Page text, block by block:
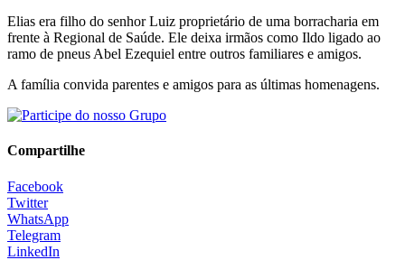
Elias era filho do senhor Luiz proprietário de uma borracharia em
frente à Regional de Saúde. Ele deixa irmãos como Ildo ligado ao
ramo de pneus Abel Ezequiel entre outros familiares e amigos.
A família convida parentes e amigos para as últimas homenagens.
Compartilhe
Facebook
Twitter
WhatsApp
Telegram
LinkedIn